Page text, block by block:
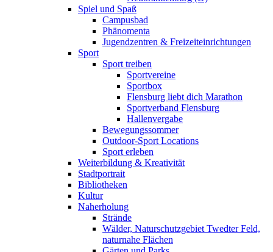
Spiel und Spaß
Campusbad
Phänomenta
Jugendzentren & Freizeiteinrichtungen
Sport
Sport treiben
Sportvereine
Sportbox
Flensburg liebt dich Marathon
Sportverband Flensburg
Hallenvergabe
Bewegungssommer
Outdoor-Sport Locations
Sport erleben
Weiterbildung & Kreativität
Stadtportrait
Bibliotheken
Kultur
Naherholung
Strände
Wälder, Naturschutzgebiet Twedter Feld,
naturnahe Flächen